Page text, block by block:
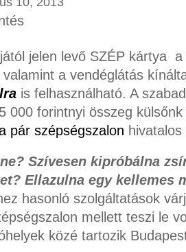
jelen levő SZÉP kártya a
a vendéglátás
is felhasználható. A
000 forintnyi összeg
pár szépségszalon
Szívesen kipróbálna
Ellazulna egy kellemes
hasonló szolgáltatások
mellett teszi le
közé tartozik